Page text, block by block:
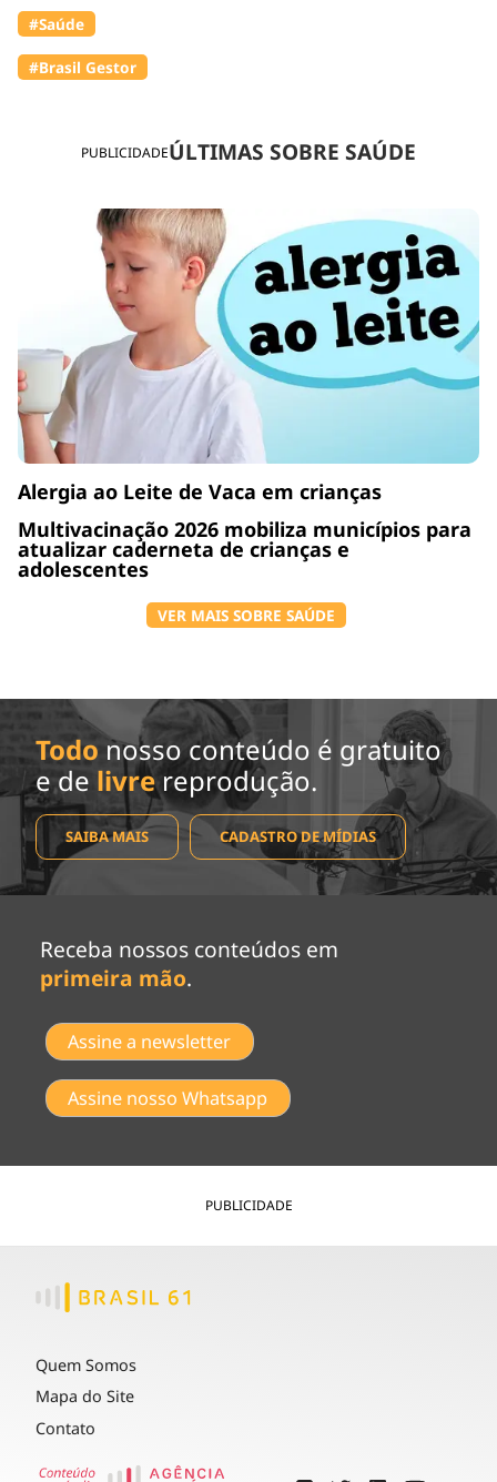
PUBLICIDADEÚLTIMAS SOBRE SAÚDE
Alergia ao Leite de Vaca em crianças
Multivacinação 2026 mobiliza municípios para
atualizar caderneta de crianças e
adolescentes
VER MAIS SOBRE SAÚDE
#Saúde
#Brasil Gestor
Todo nosso conteúdo é gratuito
e de livrereprodução.
SAIBA MAIS CADASTRO DE MÍDIAS
Receba nossos conteúdos em
primeira mão.
Assine a newsletter
Assine nosso Whatsapp
PUBLICIDADE
Quem Somos
Mapa do Site
Contato